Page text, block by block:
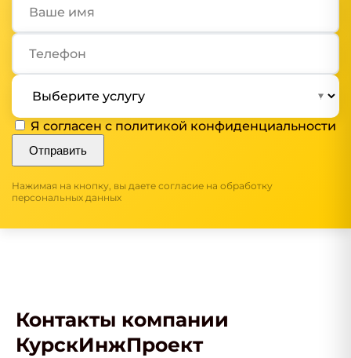
Я согласен с политикой конфиденциальности
Отправить
Нажимая на кнопку, вы даете согласие на обработку
персональных данных
Контакты компании
КурскИнжПроект